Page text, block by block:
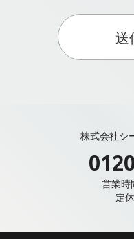
送
株式会社シ
営業時
定